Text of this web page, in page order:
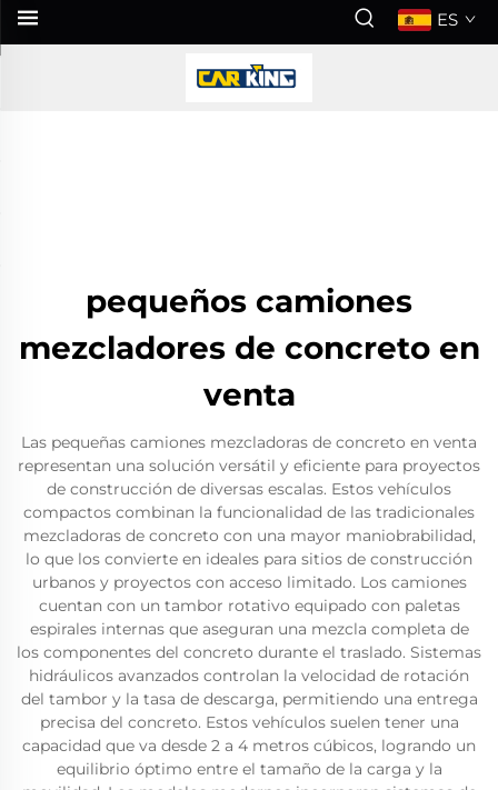
ES
pequeños camiones
mezcladores de concreto en
venta
Las pequeñas camiones mezcladoras de concreto en venta
representan una solución versátil y eficiente para proyectos
de construcción de diversas escalas. Estos vehículos
compactos combinan la funcionalidad de las tradicionales
mezcladoras de concreto con una mayor maniobrabilidad,
lo que los convierte en ideales para sitios de construcción
urbanos y proyectos con acceso limitado. Los camiones
cuentan con un tambor rotativo equipado con paletas
espirales internas que aseguran una mezcla completa de
los componentes del concreto durante el traslado. Sistemas
hidráulicos avanzados controlan la velocidad de rotación
del tambor y la tasa de descarga, permitiendo una entrega
precisa del concreto. Estos vehículos suelen tener una
capacidad que va desde 2 a 4 metros cúbicos, logrando un
equilibrio óptimo entre el tamaño de la carga y la